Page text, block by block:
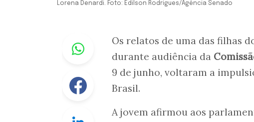
Lorena Denardi. Foto: Edilson Rodrigues/Agência Senado
Whastapp
Facebook
Linkedin
Os relatos de uma das filhas
durante audiência da
9 de junho, voltaram a
Brasil.
A jovem afirmou aos